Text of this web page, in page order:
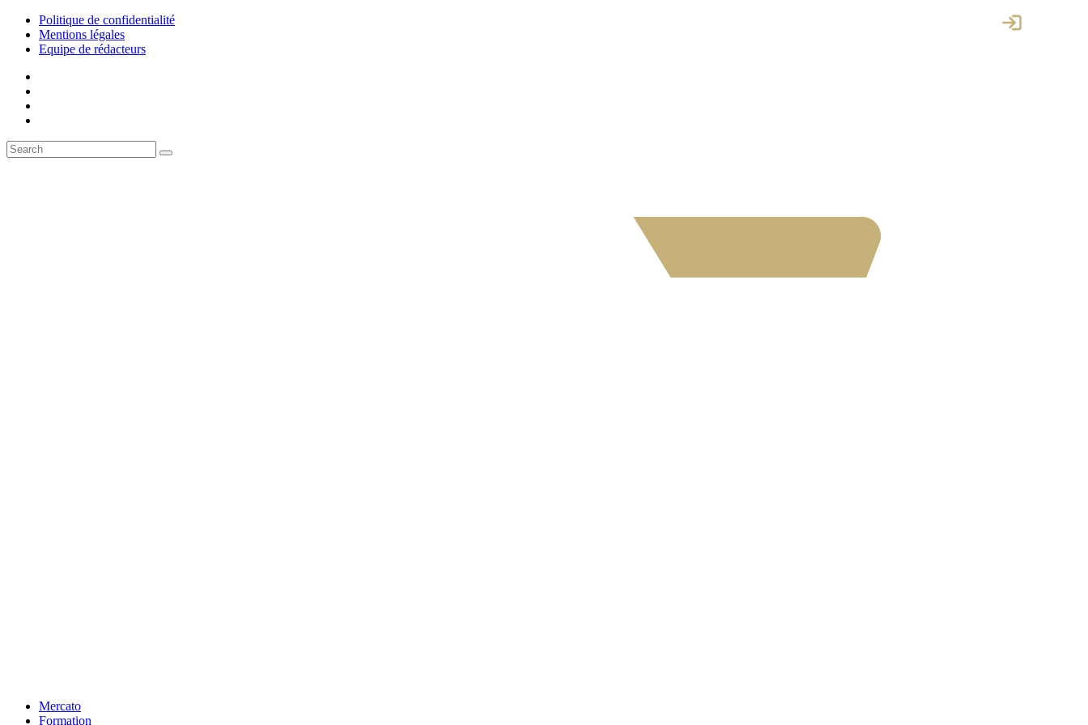
Politique de confidentialité
Mentions légales
Equipe de rédacteurs
Mercato
Formation